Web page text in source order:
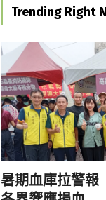
Trending Right
暑期血庫拉警